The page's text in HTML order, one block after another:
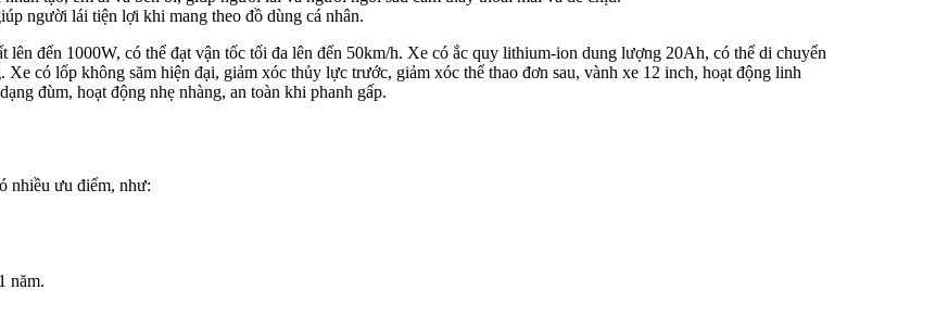
người lái tiện lợi khi mang theo đồ dùng cá nhân.
lên đến 1000W, có thể đạt vận tốc tối đa lên đến 50km/h. Xe có ắc quy lithium-ion dung lượng 20Ah, có thể di chuyển
có lốp không săm hiện đại, giảm xóc thủy lực trước, giảm xóc thể thao đơn sau, vành xe 12 inch, hoạt động linh
đùm, hoạt động nhẹ nhàng, an toàn khi phanh gấp.
nhiều ưu điểm, như:
năm.